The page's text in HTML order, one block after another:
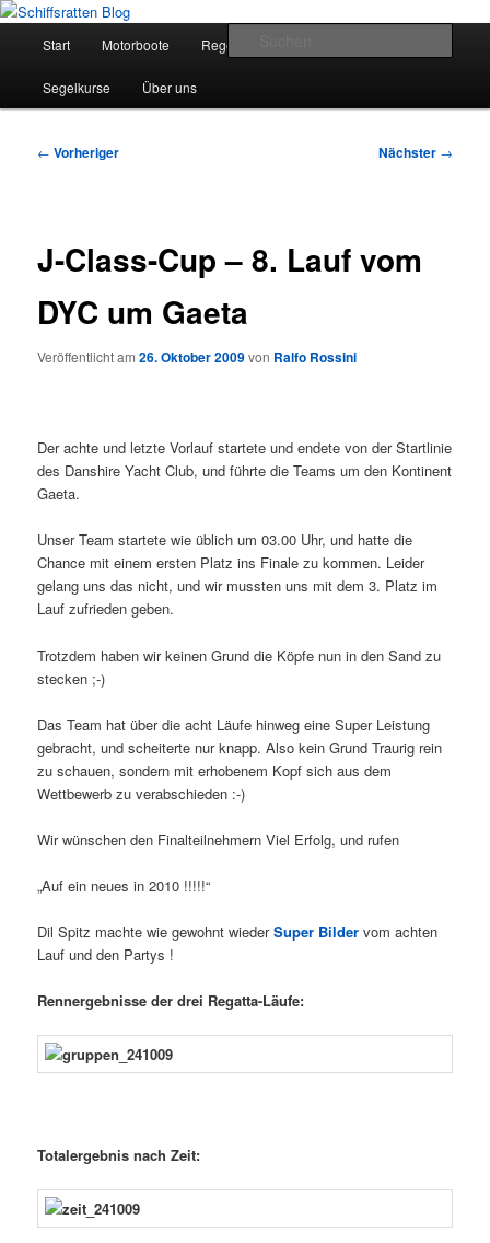
Zum
springenSchiffsratten Blog
Segelsport in Second Life
Start Motorboote Regelkunde
Segelkurse Über uns
Beitragsnavigation
← Vorheriger Nächster →
J-Class-Cup – 8. Lauf vom
DYC um Gaeta
Veröffentlicht am26. Oktober 2009von Ralfo Rossini
Der achte und letzte Vorlauf startete und endete von der Startlinie
des Danshire Yacht Club, und führte die Teams um den Kontinent
Gaeta.
Unser Team startete wie üblich um 03.00 Uhr, und hatte die
Chance mit einem ersten Platz ins Finale zu kommen. Leider
gelang uns das nicht, und wir mussten uns mit dem 3. Platz im
Lauf zufrieden geben.
Trotzdem haben wir keinen Grund die Köpfe nun in den Sand zu
stecken ;-)
Das Team hat über die acht Läufe hinweg eine Super Leistung
gebracht, und scheiterte nur knapp. Also kein Grund Traurig rein
zu schauen, sondern mit erhobenem Kopf sich aus dem
Wettbewerb zu verabschieden :-)
Wir wünschen den Finalteilnehmern Viel Erfolg, und rufen
„Auf ein neues in 2010 !!!!!“
Dil Spitz machte wie gewohnt wieder Super Bilder vom achten
Lauf und den Partys !
Rennergebnisse der drei Regatta-Läufe:
Totalergebnis nach Zeit: